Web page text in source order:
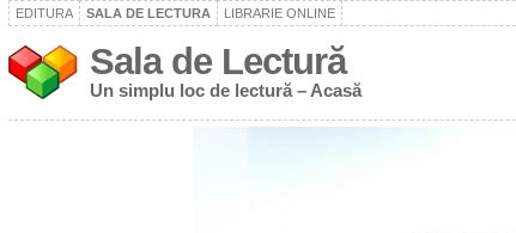
EDITURA SALA DE LECTURA LIBRARIE ONLINE
Sala de Lectură
Un simplu loc de lectură – Acasă